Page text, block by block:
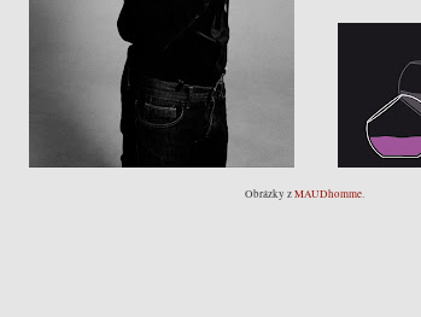
Obrázky zMAUDhomme.